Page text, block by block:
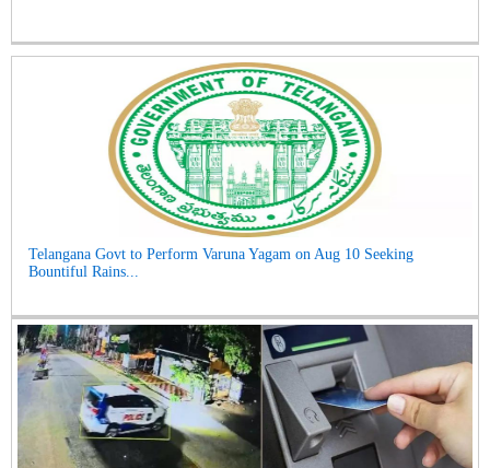
Telangana Govt to Perform Varuna Yagam on Aug 10 Seeking
Bountiful Rains...